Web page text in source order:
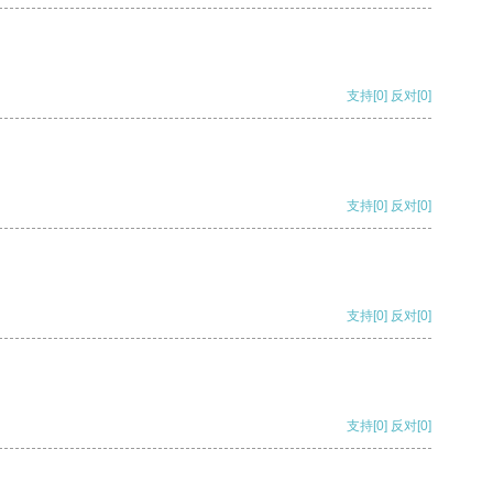
支持[0] 反对[0]
支持[0] 反对[0]
支持[0] 反对[0]
支持[0] 反对[0]